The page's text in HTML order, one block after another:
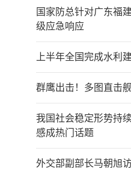
国家防总针对广东福
级应急响应
上半年全国完成水利
群鹰出击！多图直击
我国社会稳定形势持
感成热门话题
外交部副部长马朝旭